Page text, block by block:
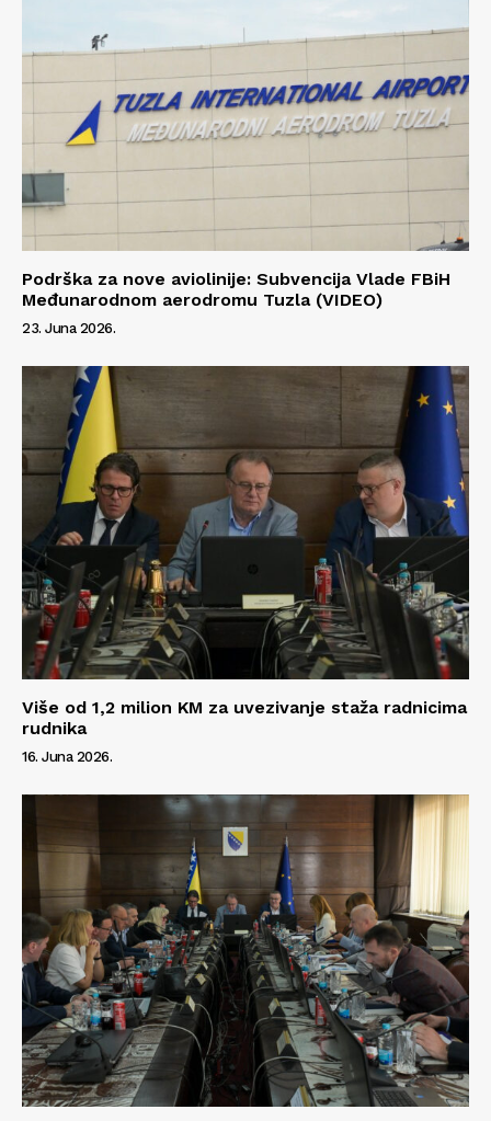
Podrška za nove aviolinije: Subvencija Vlade FBiH
Međunarodnom aerodromu Tuzla (VIDEO)
23. Juna 2026.
Više od 1,2 milion KM za uvezivanje staža radnicima
rudnika
16. Juna 2026.